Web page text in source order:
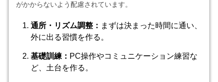
がかからないよう配慮されています。
通所・リズム調整： まずは決まった時間に通い、
外に出る習慣を作る。
基礎訓練： PC操作やコミュニケーション練習な
ど、土台を作る。